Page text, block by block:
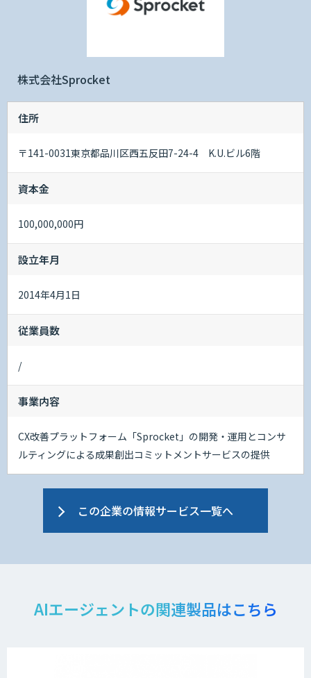
株式会社Sprocket
住所
〒141-0031東京都品川区西五反田7-24-4 K.U.ビル6階
資本金
100,000,000円
設立年月
2014年4月1日
従業員数
/
事業内容
CX改善プラットフォーム「Sprocket」の開発・運用とコンサ
ルティングによる成果創出コミットメントサービスの提供
この企業の情報サービス一覧へ
AIエージェントの関連製品はこちら